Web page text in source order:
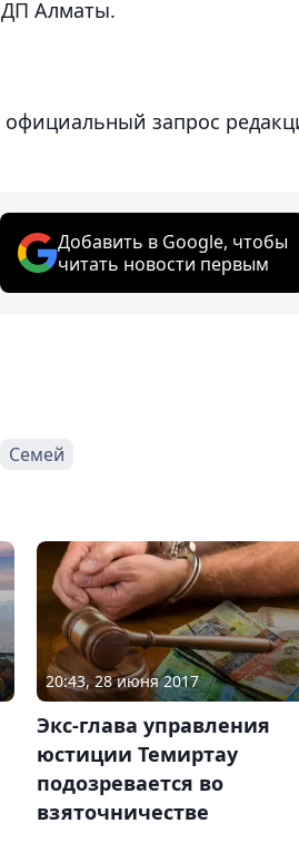
ДП Алматы.
официальный запрос
Добавить в Google, чтобы
читать новости первым
Семей
20:43, 28 июня 2017
Экс-глава управления
юстиции Темиртау
подозревается во
взяточничестве